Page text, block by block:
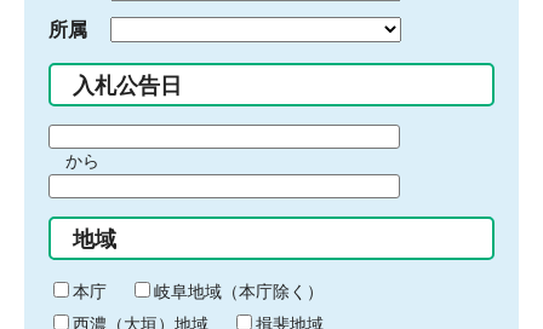
所属
入札公告日
間
始
り
から
間
終
わ
り
地域
本庁
岐阜地域（本庁除く）
西濃（大垣）地域
揖斐地域